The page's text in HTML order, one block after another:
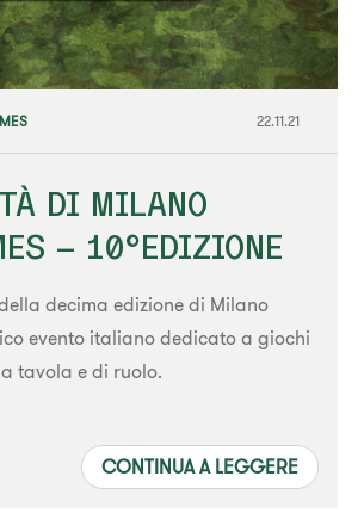
22.11.21
DI MILANO
– 10°EDIZIONE
decima edizione di Milano
evento italiano dedicato a giochi
tavola e di ruolo.
CONTINUA A LEGGERE